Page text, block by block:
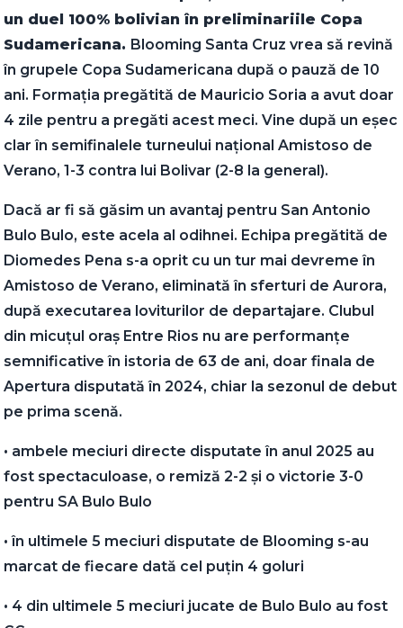
un duel 100% bolivian în preliminariile Copa
Sudamericana. Blooming Santa Cruz vrea să revină
în grupele Copa Sudamericana după o pauză de 10
ani. Formația pregătită de Mauricio Soria a avut doar
4 zile pentru a pregăti acest meci. Vine după un eșec
clar în semifinalele turneului național Amistoso de
Verano, 1-3 contra lui Bolivar (2-8 la general).
Dacă ar fi să găsim un avantaj pentru San Antonio
Bulo Bulo, este acela al odihnei. Echipa pregătită de
Diomedes Pena s-a oprit cu un tur mai devreme în
Amistoso de Verano, eliminată în sferturi de Aurora,
după executarea loviturilor de departajare. Clubul
din micuțul oraș Entre Rios nu are performanțe
semnificative în istoria de 63 de ani, doar finala de
Apertura disputată în 2024, chiar la sezonul de debut
pe prima scenă.
•⁠ ⁠ambele meciuri directe disputate în anul 2025 au
fost spectaculoase, o remiză 2-2 și o victorie 3-0
pentru SA Bulo Bulo
•⁠ ⁠în ultimele 5 meciuri disputate de Blooming s-au
marcat de fiecare dată cel puțin 4 goluri
•⁠ ⁠4 din ultimele 5 meciuri jucate de Bulo Bulo au fost